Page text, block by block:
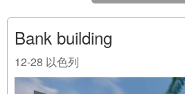
Bank building
12-28 以色列